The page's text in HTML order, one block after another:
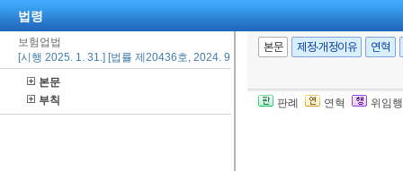
법령
보험업법
[시행 2025. 1. 31.] [법률 제20436호, 2024. 9. 20., 타법개정]
본문
부칙
본문 제정·개정이유 연혁
판례 연혁 위임
② 제1항에 따
[본조신설
제127조의3(기